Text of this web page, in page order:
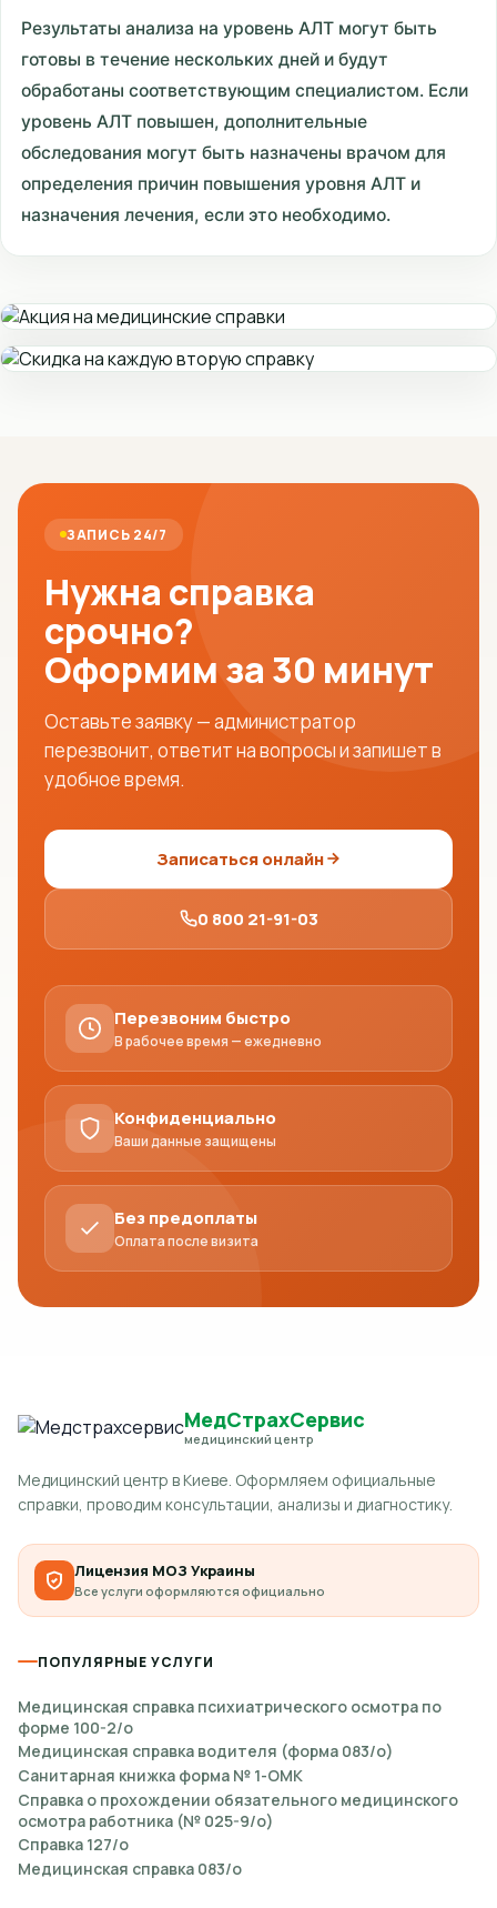
Результаты анализа на уровень АЛТ могут быть
готовы в течение нескольких дней и будут
обработаны соответствующим специалистом. Если
уровень АЛТ повышен, дополнительные
обследования могут быть назначены врачом для
определения причин повышения уровня АЛТ и
назначения лечения, если это необходимо.
ЗАПИСЬ 24/7
Нужна справка
срочно?
Оформим за 30 минут
Оставьте заявку — администратор
перезвонит, ответит на вопросы и запишет в
удобное время.
Записаться онлайн
0 800 21-91-03
Перезвоним быстро
В рабочее время — ежедневно
Конфиденциально
Ваши данные защищены
Без предоплаты
Оплата после визита
МедСтрахСервис
медицинский центр
Медицинский центр в Киеве. Оформляем официальные
справки, проводим консультации, анализы и диагностику.
Лицензия МОЗ Украины
Все услуги оформляются официально
ПОПУЛЯРНЫЕ УСЛУГИ
Медицинская справка психиатрического осмотра по
форме 100-2/о
Медицинская справка водителя (форма 083/о)
Санитарная книжка форма № 1-ОМК
Справка о прохождении обязательного медицинского
осмотра работника (№ 025-9/о)
Справка 127/о
Медицинская справка 083/о